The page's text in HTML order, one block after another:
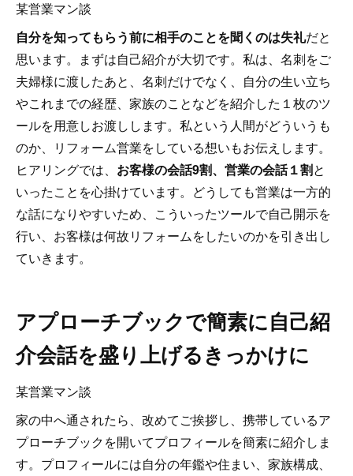
某営業マン談
自分を知ってもらう前に相手のことを聞くのは失礼だと
思います。まずは自己紹介が大切です。私は、名刺をご
夫婦様に渡したあと、名刺だけでなく、自分の生い立ち
やこれまでの経歴、家族のことなどを紹介した１枚のツ
ールを用意しお渡しします。私という人間がどういうも
のか、リフォーム営業をしている想いもお伝えします。
ヒアリングでは、 お客様の会話9割、営業の会話１割と
いったことを心掛けています。どうしても営業は一方的
な話になりやすいため、こういったツールで自己開示を
行い、お客様は何故リフォームをしたいのかを引き出し
ていきます。
アプローチブックで簡素に自己紹
介会話を盛り上げるきっかけに
某営業マン談
家の中へ通されたら、改めてご挨拶し、携帯しているア
プローチブックを開いてプロフィールを簡素に紹介しま
す。プロフィールには自分の年鑑や住まい、家族構成、